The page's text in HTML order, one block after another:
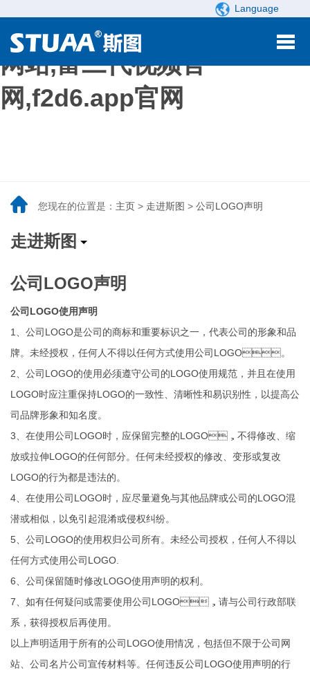
富二代app视频,富二代视频
网站,富二代视频官
网,f2d6.app官网
Language
您现在的位置是： 主页 > 走进斯图 > 公司LOGO声明
走进斯图
公司LOGO声明
公司LOGO使用声明
1、公司LOGO是公司的商标和重要标识之一，代表公司的形象和品
牌。未经授权，任何人不得以任何方式使用公司LOGO。
2、公司LOGO的使用必须遵守公司的LOGO使用规范，并且在使用
LOGO时应注重保持LOGO的一致性、清晰性和易识别性，以提高公
司品牌形象和知名度。
3、在使用公司LOGO时，应保留完整的LOGO，不得修改、缩
放或拉伸LOGO的任何部分。任何未经授权的修改、变形或复改
LOGO的行为都是违法的。
4、在使用公司LOGO时，应尽量避免与其他品牌或公司的LOGO混
潜或相似，以免引起混淆或侵权纠纷。
5、公司LOGO的使用权归公司所有。未经公司授权，任何人不得以
任何方式使用公司LOGO.
6、公司保留随时修改LOGO使用声明的权利。
7、如有任何疑问或需要使用公司LOGO，请与公司行政部联
系，获得授权后再使用。
以上声明适用于所有的公司LOGO使用情况，包括但不限于公司网
站、公司名片公司宣传材料等。任何违反公司LOGO使用声明的行